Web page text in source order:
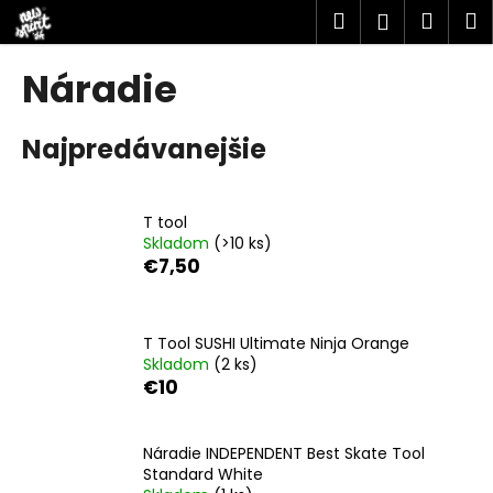
Prejsť
na
obsah
Hľadať
Náradie
Najpredávanejšie
T tool
Skladom (>10 ks)
€7,50
T Tool SUSHI Ultimate Ninja Orange
Skladom (2 ks)
€10
Náradie INDEPENDENT Best Skate Tool
Standard White
o
o